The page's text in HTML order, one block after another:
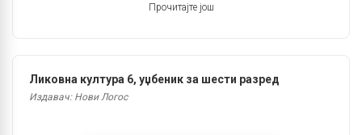
Прочитајте још
Ликовна култура 6, уџбеник за шести разред
Издавач: Нови Логос